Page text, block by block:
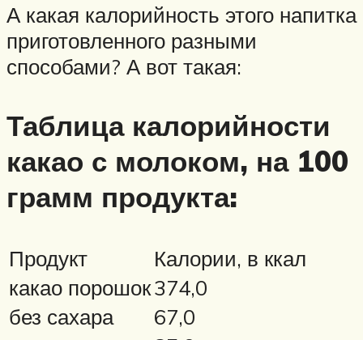
А какая калорийность этого напитка
приготовленного разными
способами? А вот такая:
Таблица калорийности
какао с молоком, на 100
грамм продукта:
Продукт
Калории, в ккал
какао порошок374,0
без сахара
67,0